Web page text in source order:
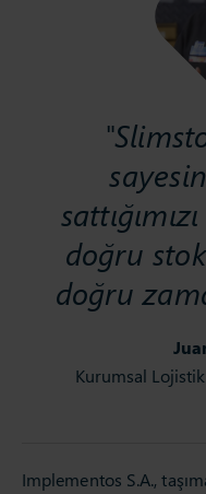
Kurumsal
doğru
doğru
Implementos S.A.,